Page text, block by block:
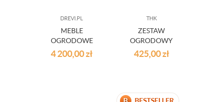
DREVI.PL
MEBLE
OGRODOWE
KOMPLET 5 ELEM.
150 CM
4 200,00zł
THK
ZESTAW
OGRODOWY
KRZESŁA
TECHNORATTAN
425,00zł